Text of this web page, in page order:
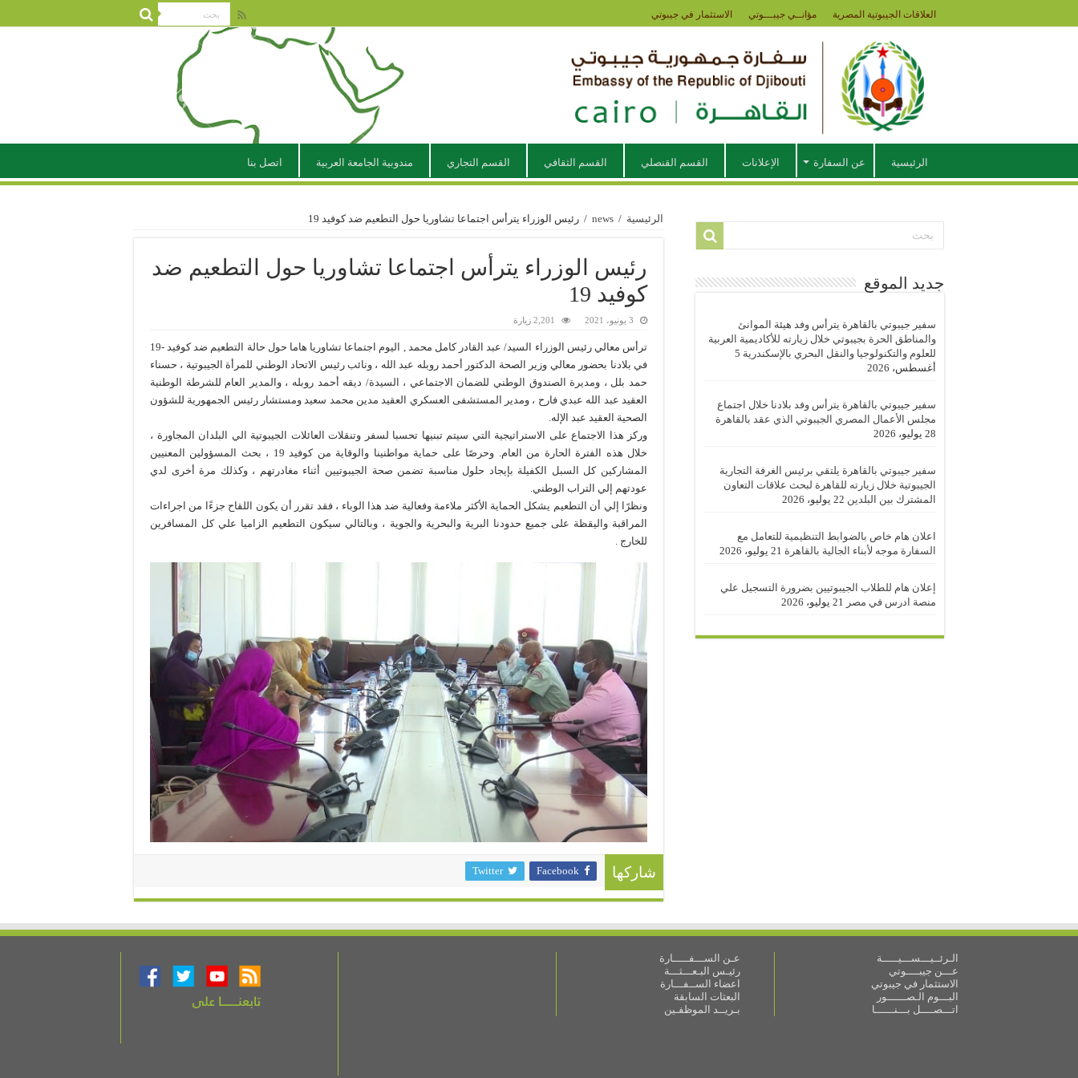
العلاقات الجيبوتية المصرية مؤانــي جيبـــوتي الاستثمار في جيبوتي
الرئيسية عن السفارة الإعلانات القسم القنصلي القسم الثقافي القسم التجاري مندوبية الجامعة العربية اتصل بنا
الرئيسية /
news
/ رئيس الوزراء يترأس اجتماعا تشاوريا حول التطعيم ضد كوفيد 19
رئيس الوزراء يترأس اجتماعا تشاوريا حول التطعيم ضد
كوفيد 19
3 يونيو، 2021 2,201 زيارة
ترأس معالي رئيس الوزراء السيد/ عبد القادر كامل محمد , اليوم اجتماعا تشاوريا هاما حول حالة التطعيم ضد كوفيد -19
في بلادنا بحضور معالي وزير الصحة الدكتور أحمد روبله عبد الله ، ونائب رئيس الاتحاد الوطني للمرأة الجيبوتية ، حسناء
حمد بلل ، ومديرة الصندوق الوطني للضمان الاجتماعي ، السيدة/ ديقه أحمد روبله ، والمدير العام للشرطة الوطنية
العقيد عبد الله عبدي فارح ، ومدير المستشفى العسكري العقيد مدين محمد سعيد ومستشار رئيس الجمهورية للشؤون
الصحية العقيد عبد الإله.
وركز هذا الاجتماع على الاستراتيجية التي سيتم تبنيها تحسبا لسفر وتنقلات العائلات الجيبوتية الي البلدان المجاورة ،
خلال هذه الفترة الحارة من العام. وحرصًا على حماية مواطنينا والوقاية من كوفيد 19 ، بحث المسؤولين المعنيين
المشاركين كل السبل الكفيلة بإيجاد حلول مناسبة تضمن صحة الجيبوتيين أثناء مغادرتهم ، وكذلك مرة أخرى لدي
عودتهم إلي التراب الوطني.
ونظرًا إلي أن التطعيم يشكل الحماية الأكثر ملاءمة وفعالية ضد هذا الوباء ، فقد تقرر أن يكون اللقاح جزءًا من اجراءات
المراقبة واليقظة على جميع حدودنا البرية والبحرية والجوية ، وبالتالي سيكون التطعيم الزاميا علي كل المسافرين
للخارج .
شاركها Facebook
Twitter
جديد الموقع
سفير جيبوتي بالقاهرة يترأس وفد هيئة الموانئ
والمناطق الحرة بجيبوتي خلال زيارته للأكاديمية العربية
للعلوم والتكنولوجيا والنقل البحري بالإسكندرية 5
أغسطس، 2026
سفير جيبوتي بالقاهرة يترأس وفد بلادنا خلال اجتماع
مجلس الأعمال المصري الجيبوتي الذي عقد بالقاهرة
28 يوليو، 2026
سفير جيبوتي بالقاهرة يلتقي برئيس الغرفة التجارية
الجيبوتية خلال زيارته للقاهرة لبحث علاقات التعاون
المشترك بين البلدين 22 يوليو، 2026
اعلان هام خاص بالضوابط التنظيمية للتعامل مع
السفارة موجه لأبناء الجالية بالقاهرة 21 يوليو، 2026
إعلان هام للطلاب الجيبوتيين بضرورة التسجيل علي
منصة ادرس في مصر
21 يوليو، 2026
الـرئــيـــســـيـــــة
عـــن جيبــــوتي
الاستثمار في جيبوتي
البـــوم الـصــــــور
اتـــصــــل بـــنــــــا
عـن الســـفـــــارة
رئيـس البـعـــثـــة
اعضاء الســفـــارة
البعثات السابقة
بـريــد الموظفـين